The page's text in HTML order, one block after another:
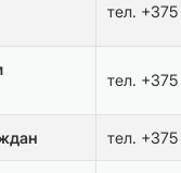
тел.
тел.
тел.